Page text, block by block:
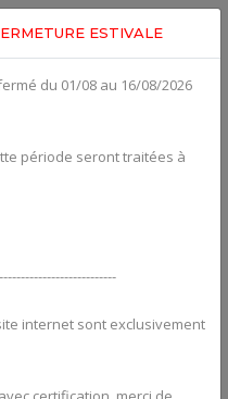
ESTIVALE
du 01/08 au 16/08/2026
période seront traitées à
internet sont exclusivement